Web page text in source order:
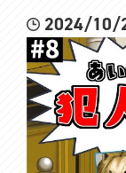
2024/10/